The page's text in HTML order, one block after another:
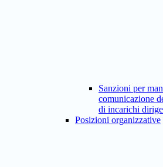
Sanzioni per
comunicazione
di incarichi
Posizioni organizzative